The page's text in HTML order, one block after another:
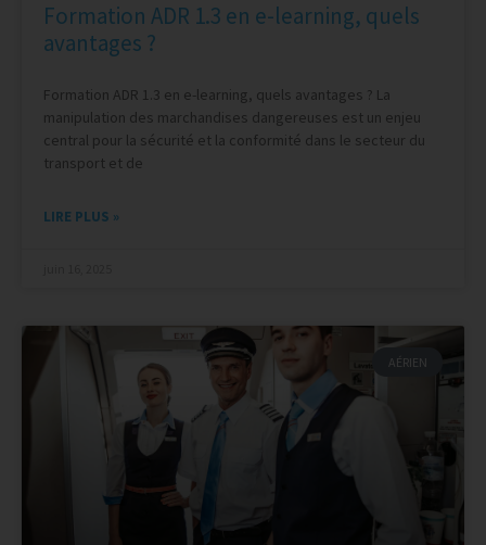
Formation ADR 1.3 en e-learning, quels
avantages ?
Formation ADR 1.3 en e-learning, quels avantages ? La
manipulation des marchandises dangereuses est un enjeu
central pour la sécurité et la conformité dans le secteur du
transport et de
LIRE PLUS »
AÉRIEN